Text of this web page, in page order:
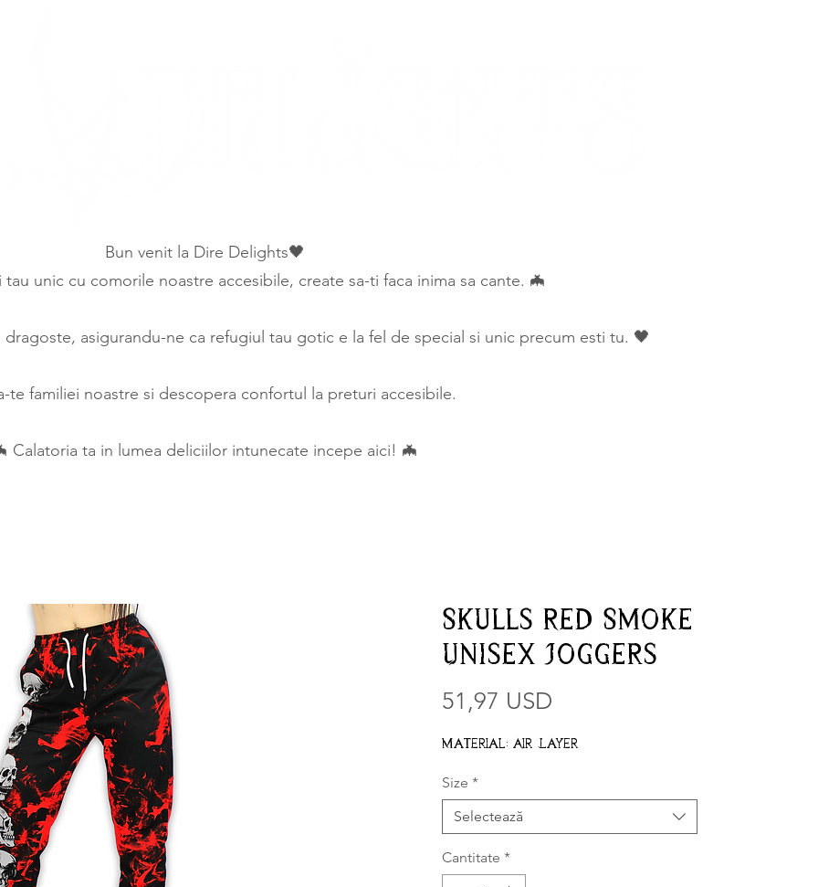
Bun venit la Dire Delights🖤
unic cu comorile noastre accesibile, create sa-ti faca inima sa cante. 🦇
asigurandu-ne ca refugiul tau gotic e la fel de special si unic precum esti tu. 🖤
te familiei noastre si descopera confortul la preturi accesibile.
Calatoria ta in lumea deliciilor intunecate incepe aici! 🦇
Skulls Red Smoke
Unisex Joggers
51,97 USD
Material: Air Layer
Size *
Selectează
Cantitate *